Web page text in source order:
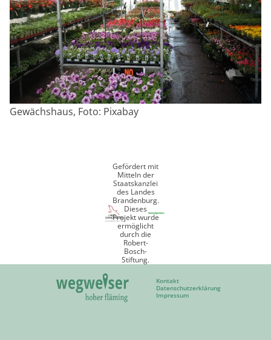
Gewächshaus, Foto: Pixabay
Gefördert mit
Mitteln der
Staatskanzlei
des Landes
Brandenburg.
Dieses
Projekt wurde
ermöglicht
durch die
Robert-
Bosch-
Stiftung.
Kontakt
Datenschutzerklärung
Impressum